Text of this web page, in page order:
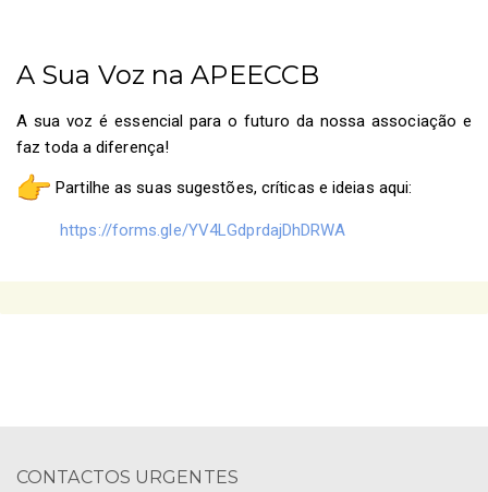
A Sua Voz na APEECCB
A sua voz é essencial para o futuro da nossa associação e
faz toda a diferença!
Partilhe as suas sugestões, críticas e ideias aqui:
https://forms.gle/YV4LGdprdajDhDRWA
CONTACTOS URGENTES